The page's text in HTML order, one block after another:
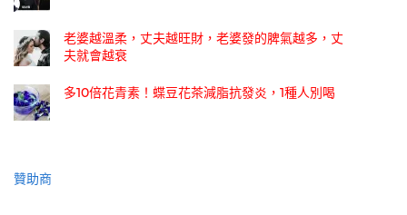
老婆越溫柔，丈夫越旺財，老婆發的脾氣越多，丈
夫就會越衰
多10倍花青素！蝶豆花茶減脂抗發炎，1種人別喝
贊助商